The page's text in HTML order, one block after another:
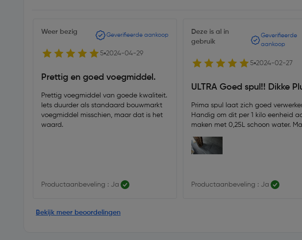
Weer bezig Geverifieerde aankoop
5 2024-04-29
Prettig en goed voegmiddel.
Prettig voegmiddel van goede kwaliteit.
Iets duurder als standaard bouwmarkt
voegmiddel misschien, maar dat is het
waard.
Productaanbeveling : Ja
Deze is al in
gebruik
Geverifieerde
aankoop
5 2024-02-27
ULTRA Goed spul!! Dikke
Prima spul laat zich goed
Handig om dit per 1 kilo eenheid
maken met 0,25L schoon water.
te werken en schoon te maken.
Productaanbeveling : Ja
Bekijk meer beoordelingen